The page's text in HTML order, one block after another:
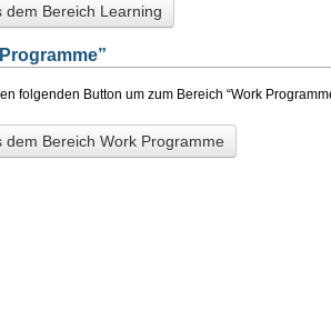
dem Bereich Learning
folgenden Button um zum Bereich “Work
dem Bereich Work Programme